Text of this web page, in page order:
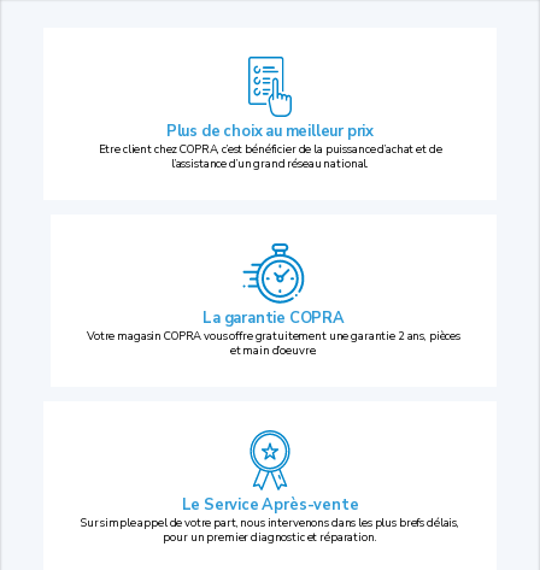
Plus de choix au meilleur prix
Etre client chez COPRA, c’est bénéficier de la puissance d’achat et de
l’assistance d’un grand réseau national.
La garantie COPRA
Votre magasin COPRA vous offre gratuitement une garantie 2 ans, pièces
et main d’oeuvre.
Le Service Après-vente
Sur simple appel de votre part, nous intervenons dans les plus brefs délais,
pour un premier diagnostic et réparation.